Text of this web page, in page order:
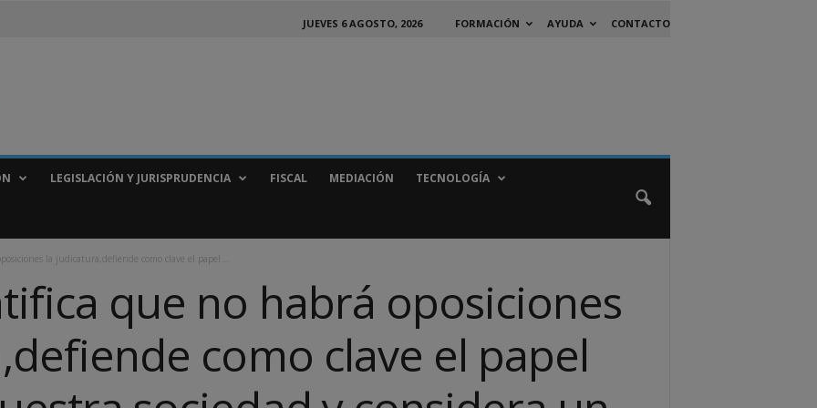
JUEVES 6 AGOSTO, 2026 FORMACIÓN AYUDA CONTACTO
LEGISLACIÓN Y JURISPRUDENCIA FISCAL MEDIACIÓN TECNOLOGÍA
la judicatura,defiende como clave el papel...
que no habrá oposiciones
como clave el papel